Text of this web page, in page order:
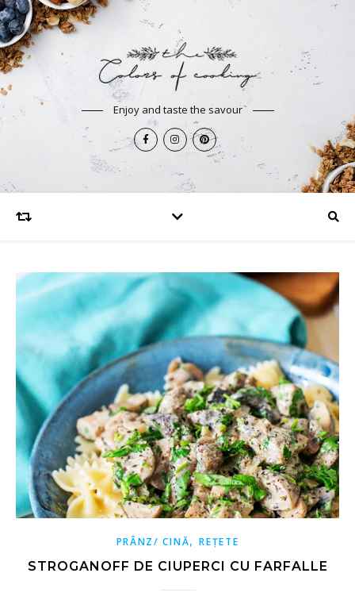
Enjoy and taste the savour
PRÂNZ/ CINĂ,REȚETE
STROGANOFF DE CIUPERCI CU FARFALLE